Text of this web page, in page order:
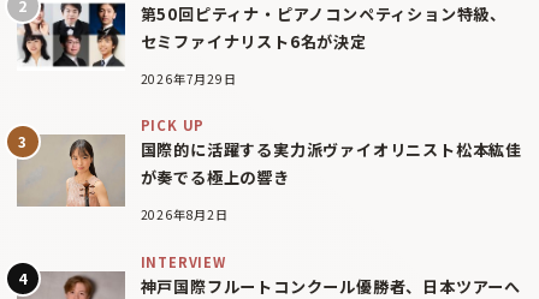
第50回ピティナ・ピアノコンペティション特級、
セミファイナリスト6名が決定
2026年7月29日
PICK UP
国際的に活躍する実力派ヴァイオリニスト松本紘佳
が奏でる極上の響き
2026年8月2日
INTERVIEW
神戸国際フルートコンクール優勝者、日本ツアーへ